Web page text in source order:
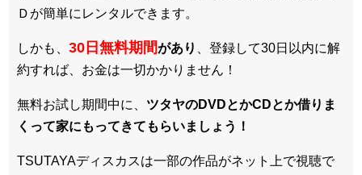
Ｄが簡単にレンタルできます。
しかも、 30日無料期間があり
、登録して30日以内に解
約すれば、お金は一切かかりません！
無料お試し期間中に、 ツタヤのDVDとかCDとか借りま
くって家にもってきてもらいましょう！
TSUTAYAディスカスは一部の作品がネット上で視聴で